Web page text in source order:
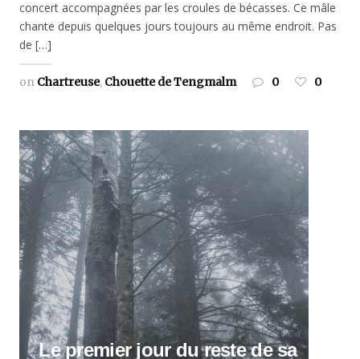
concert accompagnées par les croules de bécasses. Ce mâle
chante depuis quelques jours toujours au même endroit. Pas
de […]
on Chartreuse, Chouette de Tengmalm 0 0
Le premier jour du reste de sa